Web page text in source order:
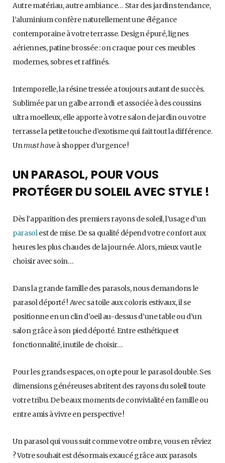
Autre matériau, autre ambiance… Star des jardins tendance,
l’aluminium confère naturellement une élégance
contemporaine à votre terrasse. Design épuré, lignes
aériennes, patine brossée : on craque pour ces meubles
modernes, sobres et raffinés.
Intemporelle, la résine tressée a toujours autant de succès.
Sublimée par un galbe arrondi et associée à des coussins
ultra moelleux, elle apporte à votre salon de jardin ou votre
terrasse la petite touche d’exotisme qui fait tout la différence.
Un must haveà shopper d’urgence !
UN PARASOL, POUR VOUS
PROTÉGER DU SOLEIL AVEC STYLE !
Dès l’apparition des premiers rayons de soleil, l’usage d’un
parasolest de mise. De sa qualité dépend votre confort aux
heures les plus chaudes de la journée. Alors, mieux vaut le
choisir avec soin…
Dans la grande famille des parasols, nous demandons le
parasol déporté ! Avec sa toile aux coloris estivaux, il se
positionne en un clin d’oeil au-dessus d’une table ou d’un
salon grâce à son pied déporté. Entre esthétique et
fonctionnalité, inutile de choisir…
Pour les grands espaces, on opte pour le parasol double. Ses
dimensions généreuses abritent des rayons du soleil toute
votre tribu. De beaux moments de convivialité en famille ou
entre amis à vivre en perspective !
Un parasol qui vous suit comme votre ombre, vous en rêviez
? Votre souhait est désormais exaucé grâce aux parasols